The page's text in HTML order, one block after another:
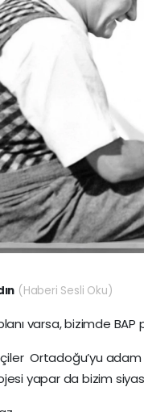
(Haberi Sesli Oku)
varsa, bizimde BAP
Ortadoğu’yu
yapar da bizim